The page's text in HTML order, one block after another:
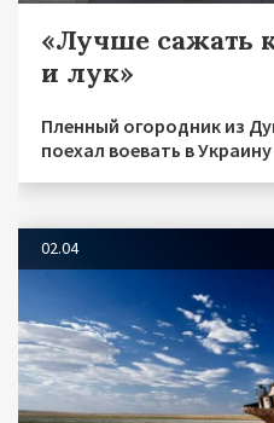
«Лучше сажать
и лук»
Пленный огородник из
поехал воевать в Украину
02.04